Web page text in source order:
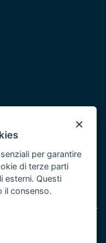
Puglia 2014/2020 -
×
per garantire
di terze parti
esterni. Questi
il consenso.